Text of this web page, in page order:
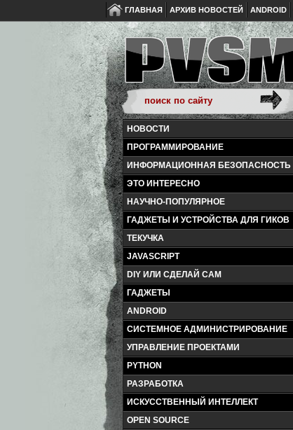
ГЛАВНАЯ АРХИВ НОВОСТЕЙ ANDROID
НОВОСТИ
ПРОГРАММИРОВАНИЕ
ИНФОРМАЦИОННАЯ БЕЗОПАСНОСТЬ
ЭТО ИНТЕРЕСНО
НАУЧНО-ПОПУЛЯРНОЕ
ГАДЖЕТЫ И УСТРОЙСТВА ДЛЯ ГИКОВ
ТЕКУЧКА
JAVASCRIPT
DIY ИЛИ СДЕЛАЙ САМ
ГАДЖЕТЫ
ANDROID
СИСТЕМНОЕ АДМИНИСТРИРОВАНИЕ
УПРАВЛЕНИЕ ПРОЕКТАМИ
PYTHON
РАЗРАБОТКА
ИСКУССТВЕННЫЙ ИНТЕЛЛЕКТ
OPEN SOURCE